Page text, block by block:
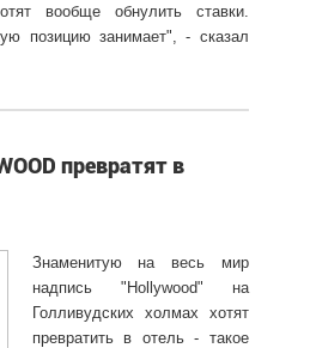
вообще обнулить ставки.
позицию занимает", - сказал
превратят в
Знаменитую на весь мир
надпись "Hollywood" на
Голливудских холмах хотят
превратить в отель - такое